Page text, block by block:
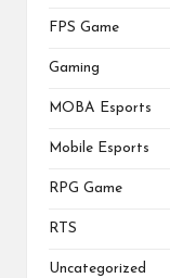
FPS Game
Gaming
MOBA Esports
Mobile Esports
RPG Game
RTS
Uncategorized